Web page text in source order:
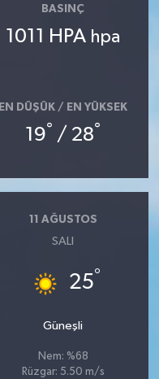
BASINÇ
1011 HPA hpa
EN DÜŞÜK / EN YÜKSEK
19° / 28°
11 AĞUSTOS
SALI
25°
Güneşli
Nem: %68
Rüzgar: 5.50 m/s